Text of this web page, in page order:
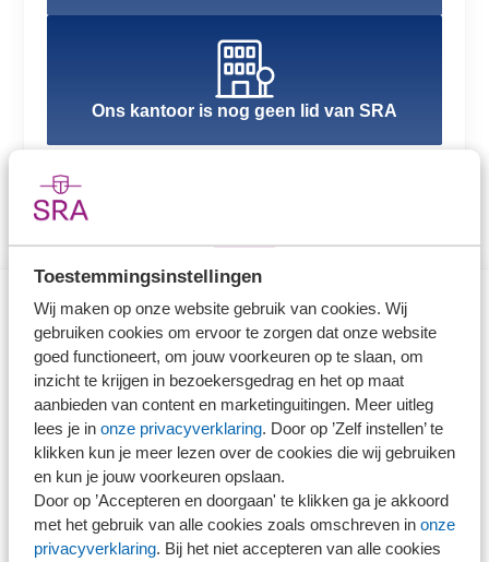
Toestemmingsinstellingen
Wij maken op onze website gebruik van cookies. Wij
gebruiken cookies om ervoor te zorgen dat onze website
goed functioneert, om jouw voorkeuren op te slaan, om
inzicht te krijgen in bezoekersgedrag en het op maat
aanbieden van content en marketinguitingen. Meer uitleg
lees je in onze privacyverklaring. Door op ’Zelf instellen’ te
klikken kun je meer lezen over de cookies die wij gebruiken
en kun je jouw voorkeuren opslaan.
Door op ’Accepteren en doorgaan' te klikken ga je akkoord
met het gebruik van alle cookies zoals omschreven in onze
privacyverklaring. Bij het niet accepteren van alle cookies
Ons kantoor is nog geen lid van SRA
Direct naar
Stel je vaktechnische vraag
Branche in Zicht
Dossiers
Kantoorvinder
Nieuwsbank